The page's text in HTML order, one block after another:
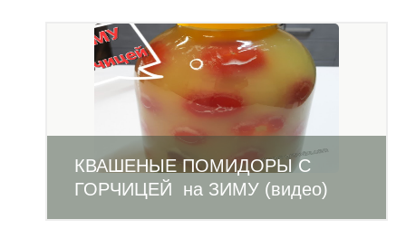
КВАШЕНЫЕ ПОМИДОРЫ С
ГОРЧИЦЕЙ на ЗИМУ (видео)